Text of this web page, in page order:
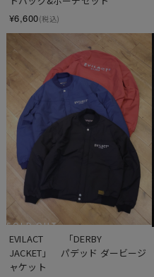
¥6,600(税込)
SOLD OUT
EVILACT 　　「DERBY
JACKET」　パデッド ダービージ
ャケット